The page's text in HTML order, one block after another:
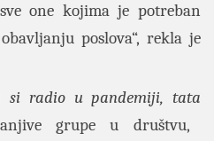
one kojima je potreban
poslova“, rekla je
si radio u pandemiji, tata
grupe u društvu,